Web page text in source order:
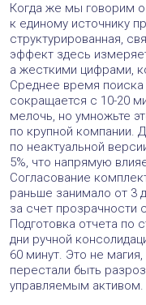
Когда же мы говорим
к единому источнику
структурированная,
эффект здесь
а жесткими цифрами,
Среднее время поиска
сокращается с 10-20
мелочь, но умножьте
по крупной компании.
по неактуальной
5%, что напрямую
Согласование
раньше занимало от 3
за счет прозрачности
Подготовка отчета по
дни ручной
60 минут. Это не
перестали быть
управляемым активом.